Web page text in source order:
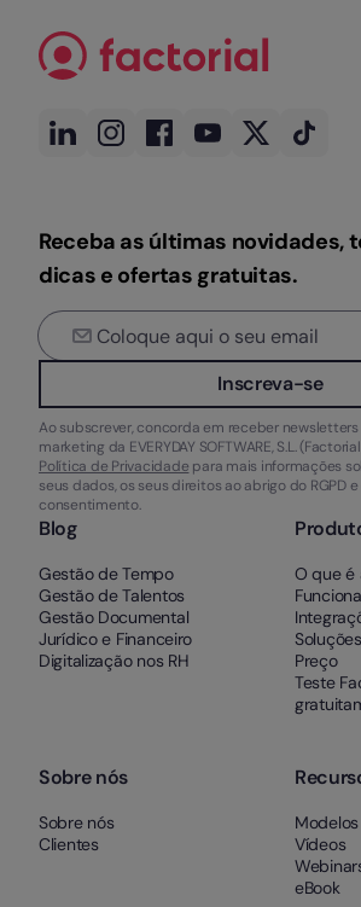
Receba as últimas novidades,
dicas e ofertas gratuitas.
Inscreva-se
Ao subscrever, concorda em receber
marketing da EVERYDAY SOFTWARE, S.L.
Política de Privacidade para mais informações
seus dados, os seus direitos ao abrigo do RGPD
consentimento.
Blog
Gestão de Tempo
Gestão de Talentos
Gestão Documental
Jurídico e Financeiro
Digitalização nos RH
O que é
Soluções
Preço
Teste
Sobre nós
Sobre nós
Clientes
Modelos
Vídeos
eBook